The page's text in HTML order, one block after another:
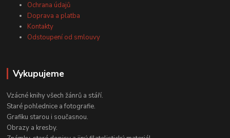
Ochrana údajů
Doprava a platba
Kontakty
Odstoupení od smlouvy
Vykupujeme
Vzácné knihy všech žánrů a stáří.
Staré pohlednice a fotografie.
Grafiku starou i současnou.
Obrazy a kresby.